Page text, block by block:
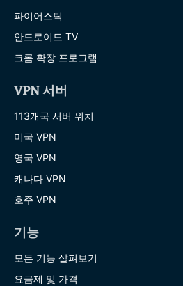
파이어스틱
안드로이드 TV
크롬 확장 프로그램
VPN 서버
113개국 서버 위치
미국 VPN
영국 VPN
캐나다 VPN
호주 VPN
기능
모든 기능 살펴보기
요금제 및 가격